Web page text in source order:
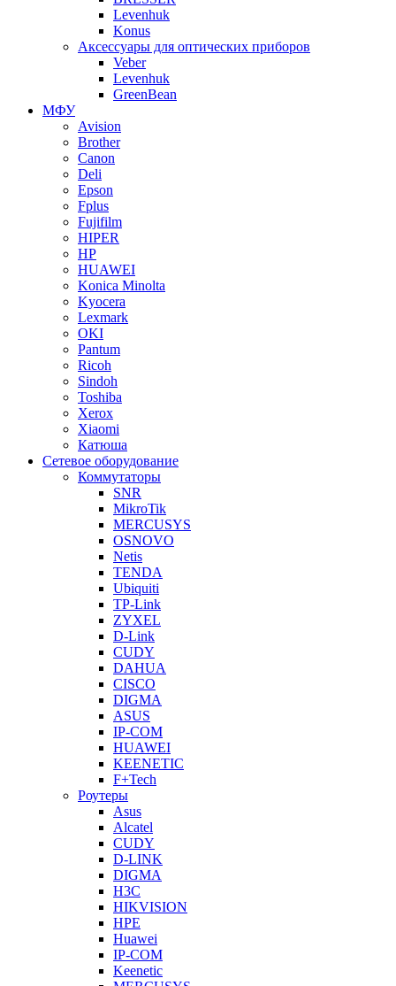
Levenhuk
Konus
Аксессуары для оптических приборов
Veber
Levenhuk
GreenBean
МФУ
Avision
Brother
Canon
Deli
Epson
Fplus
Fujifilm
HIPER
HP
HUAWEI
Konica Minolta
Kyocera
Lexmark
OKI
Pantum
Ricoh
Sindoh
Toshiba
Xerox
Xiaomi
Катюша
Сетевое оборудование
Коммутаторы
SNR
MikroTik
MERCUSYS
OSNOVO
Netis
TENDA
Ubiquiti
TP-Link
ZYXEL
D-Link
CUDY
DAHUA
CISCO
DIGMA
ASUS
IP-COM
HUAWEI
KEENETIC
F+Tech
Роутеры
Asus
Alcatel
CUDY
D-LINK
DIGMA
H3C
HIKVISION
HPE
Huawei
IP-COM
Keenetic